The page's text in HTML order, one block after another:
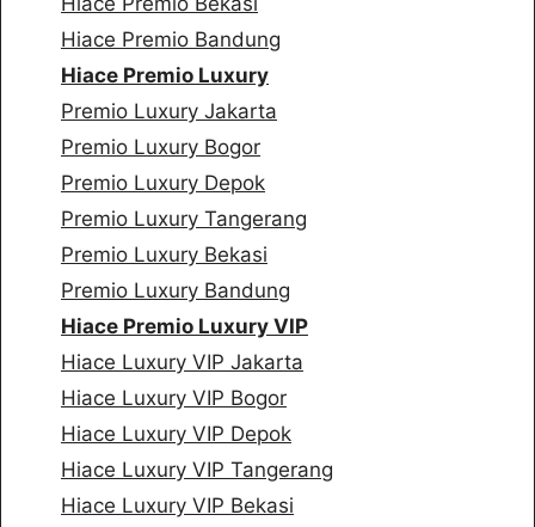
Hiace Premio Bandung
Hiace Premio Luxury
Premio Luxury Jakarta
Premio Luxury Bogor
Premio Luxury Depok
Premio Luxury Tangerang
Premio Luxury Bekasi
Premio Luxury Bandung
Hiace Premio Luxury VIP
Hiace Luxury VIP Jakarta
Hiace Luxury VIP Bogor
Hiace Luxury VIP Depok
Hiace Luxury VIP Tangerang
Hiace Luxury VIP Bekasi